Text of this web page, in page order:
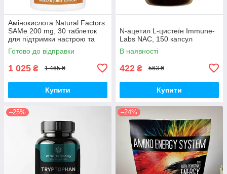
Амінокислота Natural Factors
SAMe 200 mg, 30 таблеток
для підтримки настрою та
печінки
Готово до відправки
1 025 ₴ 1 465 ₴
Купити
N-ацетил L-цистеїн Immune-
Labs NAC, 150 капсул
В наявності
422 ₴ 563 ₴
Купити
–25% –24%